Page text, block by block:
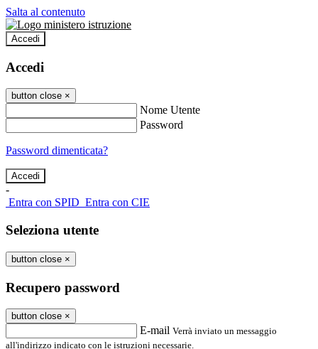
Salta al contenuto
Accedi
Accedi
button close ×
Nome Utente
Password
Password dimenticata?
-
Entra con SPID Entra con CIE
Seleziona utente
button close ×
Recupero password
button close ×
E-mail Verrà inviato un messaggio
all'indirizzo indicato con le istruzioni necessarie.